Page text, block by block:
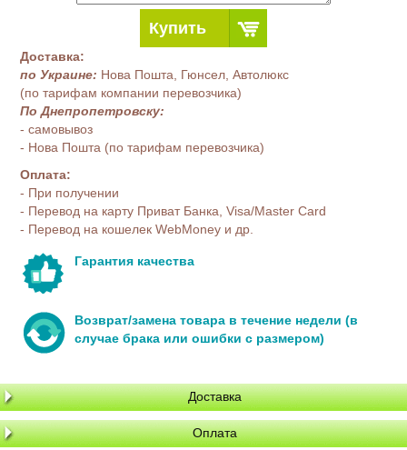
Купить
Доставка:
по Украине: Нова Пошта, Гюнсел, Автолюкс
(по тарифам компании перевозчика)
По Днепропетровску:
- самовывоз
- Нова Пошта (по тарифам перевозчика)
Оплата:
- При получении
- Перевод на карту Приват Банка, Visa/Master Card
- Перевод на кошелек WebMoney и др.
Гарантия качества
Возврат/замена товара в течение недели (в
случае брака или ошибки с размером)
Доставка
Оплата